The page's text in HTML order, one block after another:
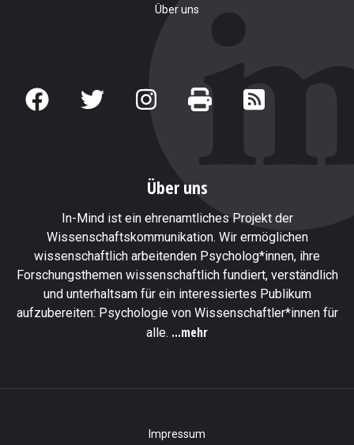
Über uns
Über uns
In-Mind ist ein ehrenamtliches Projekt der
Wissenschaftskommunikation. Wir ermöglichen
wissenschaftlich arbeitenden Psycholog*innen, ihre
Forschungsthemen wissenschaftlich fundiert, verständlich
und unterhaltsam für ein interessiertes Publikum
aufzubereiten: Psychologie von Wissenschaftler*innen für
alle. ...mehr
Impressum